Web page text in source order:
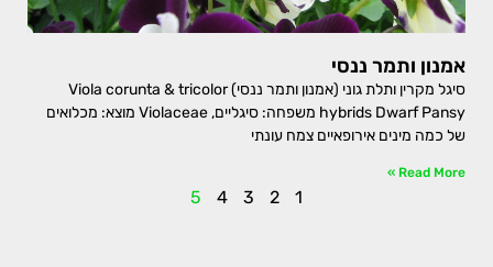
אמנון ותמר ננסי
סיגל מקרין ותלת גוני (אמנון ותמר ננסי) Viola corunta & tricolor
hybrids Dwarf Pansy משפחה: סיגליים, Violaceae מוצא: מכלואים
של כמה מינים אירופאיים צמח עונתי
Read More »
1
2
3
4
5